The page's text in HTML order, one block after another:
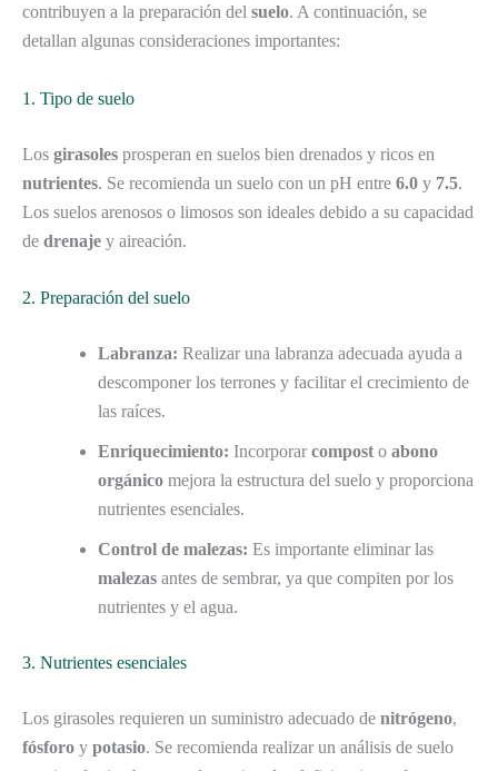
contribuyen a la preparación del suelo. A continuación, se
detallan algunas consideraciones importantes:
1. Tipo de suelo
Los girasoles prosperan en suelos bien drenados y ricos en
nutrientes. Se recomienda un suelo con un pH entre 6.0 y 7.5.
Los suelos arenosos o limosos son ideales debido a su capacidad
de drenaje y aireación.
2. Preparación del suelo
Labranza: Realizar una labranza adecuada ayuda a
descomponer los terrones y facilitar el crecimiento de
las raíces.
Enriquecimiento: Incorporar compost o abono
orgánico mejora la estructura del suelo y proporciona
nutrientes esenciales.
Control de malezas: Es importante eliminar las
malezas antes de sembrar, ya que compiten por los
nutrientes y el agua.
3. Nutrientes esenciales
Los girasoles requieren un suministro adecuado de nitrógeno,
fósforo y potasio. Se recomienda realizar un análisis de suelo